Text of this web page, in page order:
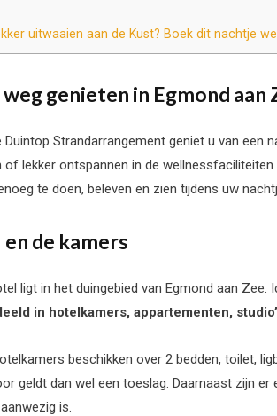
uitwaaien aan de Kust? Boek dit nachtje
genieten in Egmond aan
Duintop Strandarrangement geniet u van een
of lekker ontspannen in de
te doen, beleven en zien tijdens uw
de kamers
ligt in het duingebied van Egmond aan
in hotelkamers, appartementen,
beschikken over 2 bedden, toilet,
geldt dan wel een toeslag. Daarnaast zijn
is.